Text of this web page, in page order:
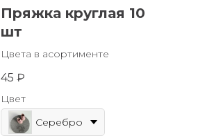
Пряжка круглая 10
шт
Цвета в асортименте
45 ₽
Цвет
Серебро